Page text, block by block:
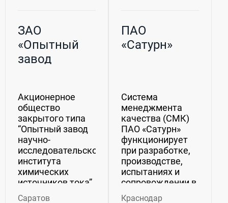
ЗАО
«Опытный
завод
Акционерное
общество
закрытого типа
“Опытный завод
научно-
исследовательского
института
химических
источников тока”
(ЗАО "Опытный
Саратов
ПАО
«Сатурн»
Система
менеджмента
качества (СМК)
ПАО «Сатурн»
функционирует
при разработке,
производстве,
испытаниях и
сопровождении в
эксплуатации
Краснодар